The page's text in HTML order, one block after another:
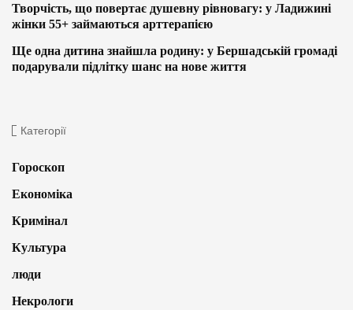
Творчість, що повертає душевну рівновагу: у Ладижині
жінки 55+ займаються арттерапією
Ще одна дитина знайшла родину: у Бершадській громаді
подарували підлітку шанс на нове життя
Категорії
Гороскоп
Економіка
Кримінал
Культура
люди
Некрологи